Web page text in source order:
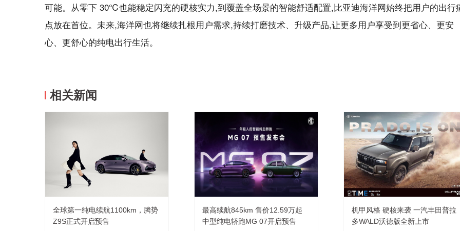
可能。从零下 30℃也能稳定闪充的硬核实力,到覆盖全场景的智能舒适配置,比亚迪海洋网始终把用户的出行
点放在首位。未来,海洋网也将继续扎根用户需求,持续打磨技术、升级产品,让更多用户享受到更省心、更安
心、更舒心的纯电出行生活。
相关新闻
全球第一纯电续航1100km，腾势
Z9S正式开启预售
最高续航845km 售价12.59万起
中型纯电轿跑MG 07开启预售
机甲风格 硬核来袭 一汽丰田普拉
多WALD沃德版全新上市